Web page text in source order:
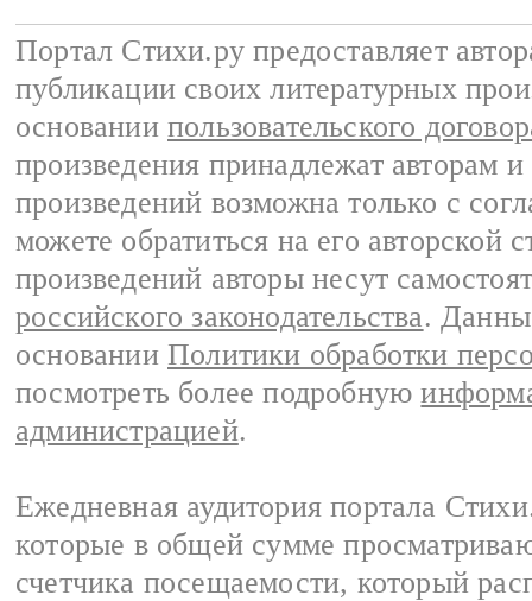
Портал Стихи.ру предоставляет
публикации своих литературных
основании пользовательского
произведения принадлежат авторам
произведений возможна только с
можете обратиться на его авторской
произведений авторы несут
российского законодательства.
основании Политики обработки
посмотреть более подробную
администрацией.
Ежедневная аудитория портала
которые в общей сумме
счетчика посещаемости, который